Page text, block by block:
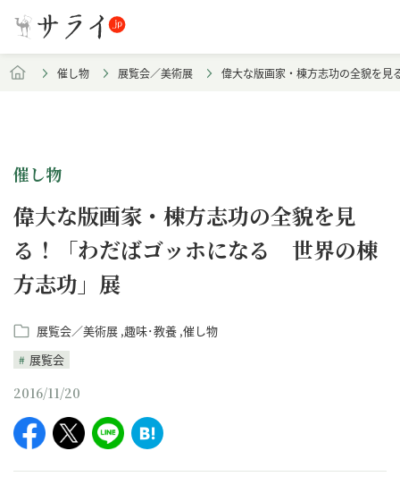
催し物 展覧会／美術展 偉大な版画家・棟方志功の全貌を
催し物
偉大な版画家・棟方志功の全貌を見
る！「わだばゴッホになる 世界の棟
方志功」展
展覧会／美術展 趣味･教養 催し物
展覧会
2016/11/20